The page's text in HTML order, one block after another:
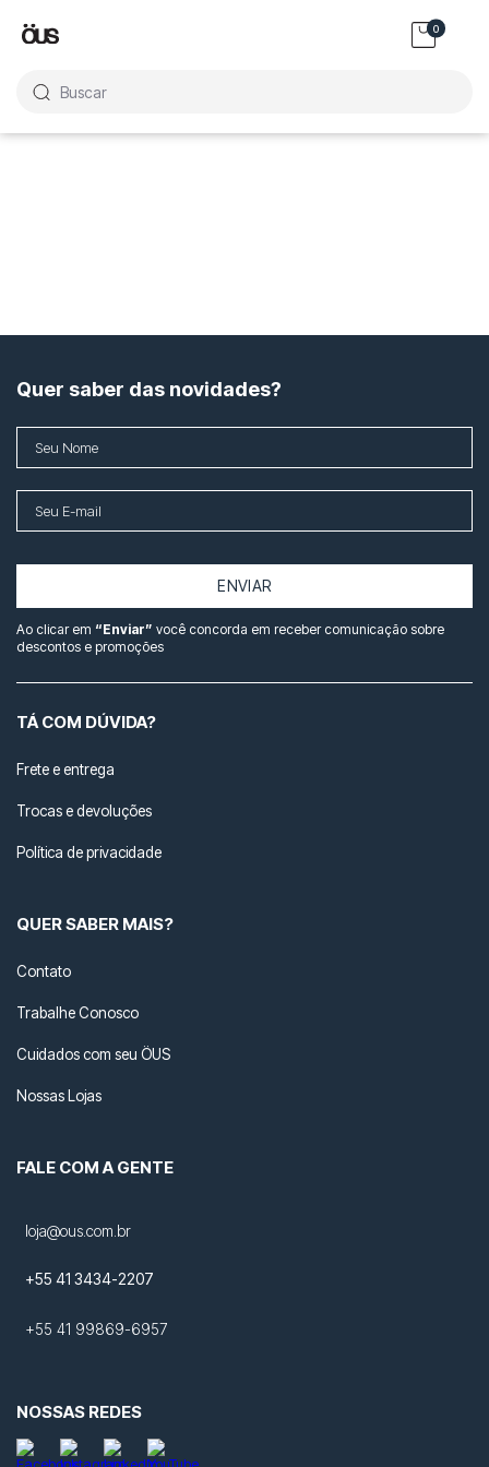
0
Quer saber das novidades?
ENVIAR
Ao clicar em “Enviar” você concorda em receber comunicação sobre
descontos e promoções
TÁ COM DÚVIDA?
Frete e entrega
Trocas e devoluções
Política de privacidade
QUER SABER MAIS?
Contato
Trabalhe Conosco
Cuidados com seu ÖUS
Nossas Lojas
FALE COM A GENTE
loja@ous.com.br
+55 41 3434-2207
+55 41 99869-6957
NOSSAS REDES